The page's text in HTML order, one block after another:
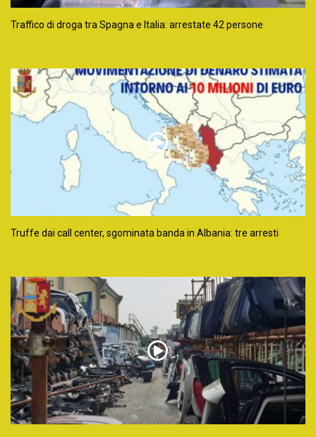
Traffico di droga tra Spagna e Italia: arrestate 42 persone
Truffe dai call center, sgominata banda in Albania: tre arresti